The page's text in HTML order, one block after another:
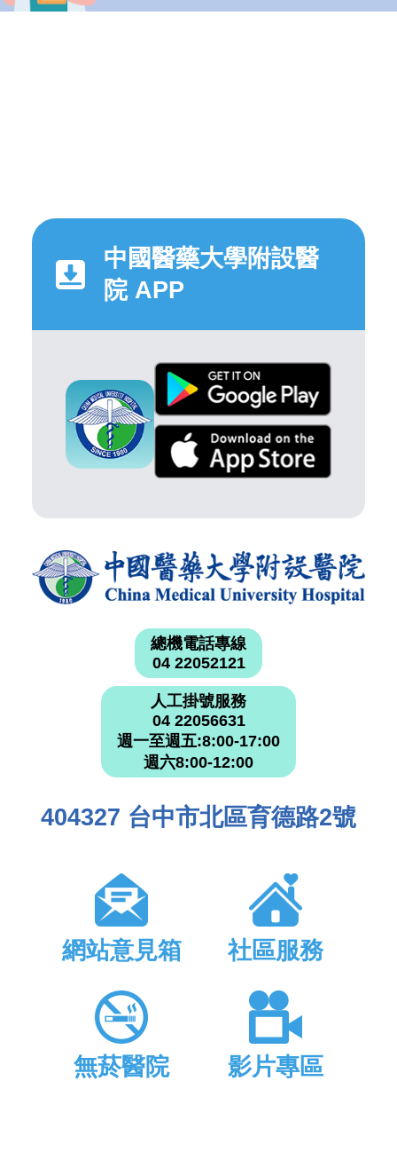
中國醫藥大學附設醫
院 APP
總機電話專線
04 22052121
人工掛號服務
04 22056631
週一至週五:8:00-17:00
週六8:00-12:00
404327 台中市北區育德路2號
網站意見箱 社區服務
無菸醫院 影片專區